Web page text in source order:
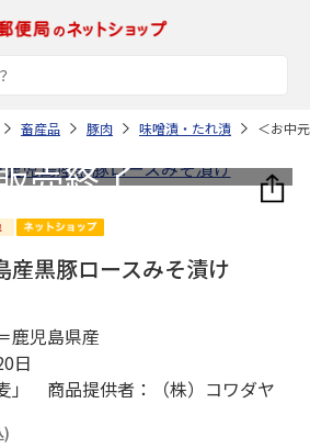
畜産品 豚肉 味噌漬・たれ漬 ＜お中
産黒豚ロースみそ漬け
鹿児島県産
日
」 商品提供者：（株）コワダヤ
)